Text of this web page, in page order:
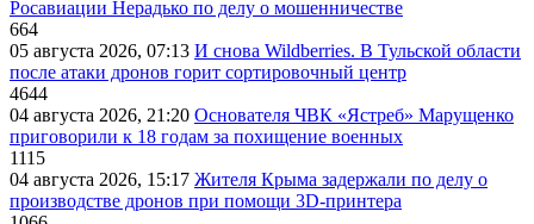
Росавиации Нерадько по делу о мошенничестве
664
05 августа 2026, 07:13 И снова Wildberries. В Тульской области
после атаки дронов горит сортировочный центр
4644
04 августа 2026, 21:20 Основателя ЧВК «Ястреб» Марущенко
приговорили к 18 годам за похищение военных
1115
04 августа 2026, 15:17 Жителя Крыма задержали по делу о
производстве дронов при помощи 3D‑принтера